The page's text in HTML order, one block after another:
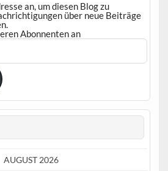
an, um diesen Blog zu
über neue Beiträge
Abonnenten an
AUGUST 2026